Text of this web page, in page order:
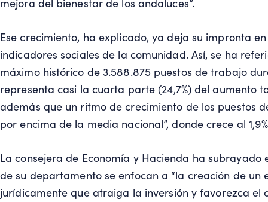
mejora del bienestar de los andaluces”.
Ese crecimiento, ha explicado, ya deja su impronta
indicadores sociales de la comunidad. Así, se ha
máximo histórico de 3.588.875 puestos de trabajo
representa casi la cuarta parte (24,7%) del aumento
además que un ritmo de crecimiento de los puestos
por encima de la media nacional”, donde crece al
La consejera de Economía y Hacienda ha subrayado
de su departamento se enfocan a “la creación de un
jurídicamente que atraiga la inversión y favorezca el